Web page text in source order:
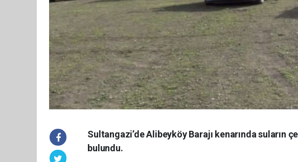
Sultangazi’de Alibeyköy Barajı kenarında
bulundu.